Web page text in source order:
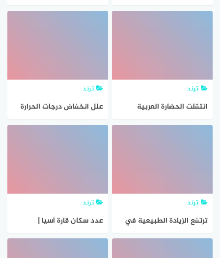
قارة بالعالم
جاوبني هوست
ترند
انتقلت الحضارة العربية
الاسلامية الي قارة اوروبا
ترند
علل انخفاض درجات الحرارة
في الشتاء في وسط قارة
ترند
ترتفع الزيادة الطبيعية في
اواسط قارة
ترند
عدد سكان قارة آسيا |
جاوبني هوست